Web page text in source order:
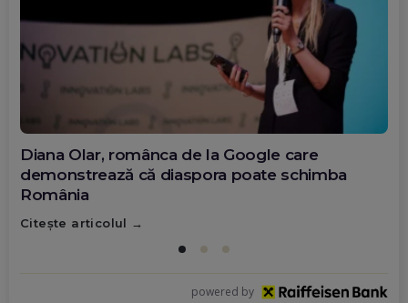
Diana Olar, românca de la Google care
demonstrează că diaspora poate schimba
România
Citește articolul
powered by